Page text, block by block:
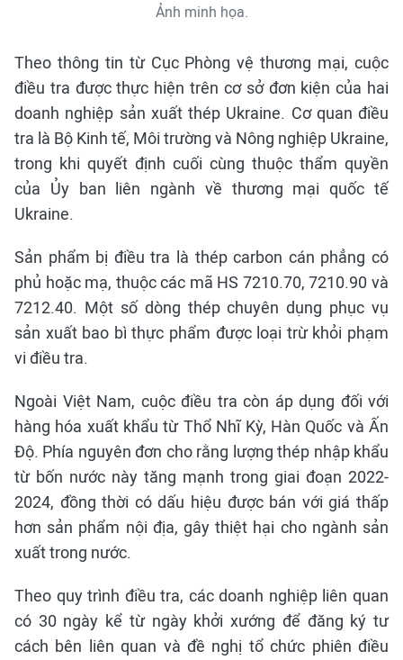
Ảnh minh họa.
Theo thông tin từ Cục Phòng vệ thương mại, cuộc
điều tra được thực hiện trên cơ sở đơn kiện của hai
doanh nghiệp sản xuất thép Ukraine. Cơ quan điều
tra là Bộ Kinh tế, Môi trường và Nông nghiệp Ukraine,
trong khi quyết định cuối cùng thuộc thẩm quyền
của Ủy ban liên ngành về thương mại quốc tế
Ukraine.
Sản phẩm bị điều tra là thép carbon cán phẳng có
phủ hoặc mạ, thuộc các mã HS 7210.70, 7210.90 và
7212.40. Một số dòng thép chuyên dụng phục vụ
sản xuất bao bì thực phẩm được loại trừ khỏi phạm
vi điều tra.
Ngoài Việt Nam, cuộc điều tra còn áp dụng đối với
hàng hóa xuất khẩu từ Thổ Nhĩ Kỳ, Hàn Quốc và Ấn
Độ. Phía nguyên đơn cho rằng lượng thép nhập khẩu
từ bốn nước này tăng mạnh trong giai đoạn 2022-
2024, đồng thời có dấu hiệu được bán với giá thấp
hơn sản phẩm nội địa, gây thiệt hại cho ngành sản
xuất trong nước.
Theo quy trình điều tra, các doanh nghiệp liên quan
có 30 ngày kể từ ngày khởi xướng để đăng ký tư
cách bên liên quan và đề nghị tổ chức phiên điều